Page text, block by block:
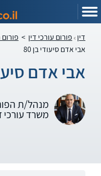
דין פורום עורכי דין >
אבי אדם סיעודי בן 80
אבי אדם
מנהל/ת
משרד עורכי